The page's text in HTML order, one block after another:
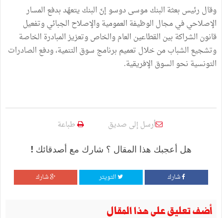
وقال رئيس بعثة البنك موسى دوسو إنّ البنك يتعهّد بدفع المسار
الإصلاحي في مجال الوظيفة العمومية والإصلاح الجبائي وتفعيل
قانون الشراكة بين القطاعين العام والخاص وتعزيز المبادرة الخاصة
وتشجيع الشباب من خلال تعميم برنامج سوق التنمية، ودفع الصادرات
التونسية نحو السوق الإفريقية.
أرسل إلى صديق طباعة
هل أعجبك هذا المقال ؟ شارك مع أصدقائك !
شارك التويتر شارك
أضف تعليق على هذا المقال